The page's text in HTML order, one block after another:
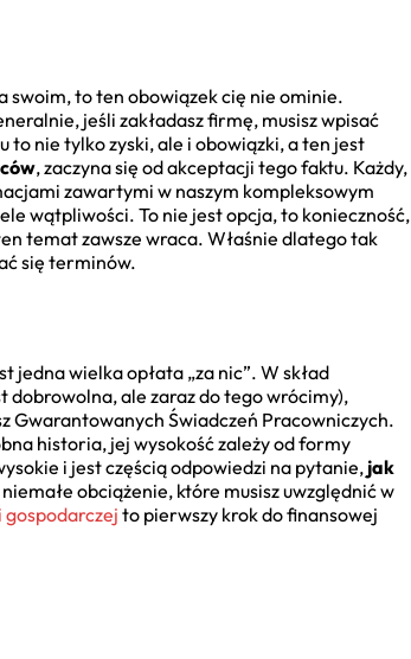
swoim, to ten obowiązek cię nie ominie.
jeśli zakładasz firmę, musisz wpisać
to nie tylko zyski, ale i obowiązki, a ten jest
, zaczyna się od akceptacji tego faktu. Każdy,
zawartymi w naszym kompleksowym
wątpliwości. To nie jest opcja, to konieczność,
temat zawsze wraca. Właśnie dlatego tak
się terminów.
jedna wielka opłata „za nic”. W skład
ale zaraz do tego wrócimy),
Gwarantowanych Świadczeń Pracowniczych.
historia, jej wysokość zależy od formy
i jest częścią odpowiedzi na pytanie, jak
obciążenie, które musisz uwzględnić w
gospodarczejto pierwszy krok do finansowej